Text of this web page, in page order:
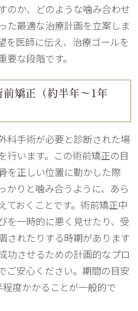
のか、どのような噛み合わせ
た最適な治療計画を立案しま
を医師に伝え、治療ゴールを
な段階です。
前矯正（約半年〜1年
科手術が必要と診断された場
行います。この術前矯正の目
を正しい位置に動かした際
かりと噛み合うように、あら
ておくことです。術前矯正中
を一時的に悪く見せたり、受
されたりする時期があります
功させるための計画的なプロ
ご安心ください。期間の目安
度かかることが一般的で